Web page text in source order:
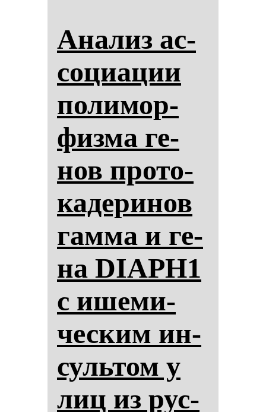
Ана­лиз ас­
со­ци­ации
по­ли­мор­
физ­ма ге­
нов про­то­
ка­де­ри­нов
гам­ма и ге­
на DIAPH1
с ише­ми­
чес­ким ин­
суль­том у
лиц из рус­